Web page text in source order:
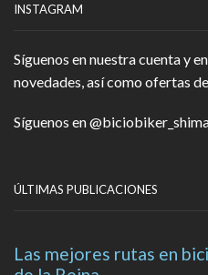
INSTAGRAM
Síguenos en nuestra cuenta y
novedades, así como ofertas
Síguenos en
ÚLTIMAS PUBLICACIONES
Las mejores rutas en